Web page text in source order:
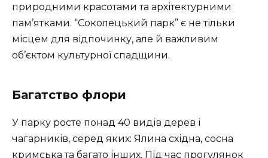
природними красотами та архітектурними
пам’ятками. “Соколецький парк” є не тільки
місцем для відпочинку, але й важливим
об’єктом культурної спадщини.
Багатство флори
У парку росте понад 40 видів дерев і
чагарників, серед яких: Ялина східна, сосна
кримська та багато інших. Під час прогулянок